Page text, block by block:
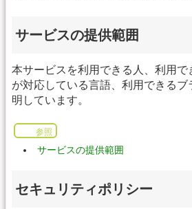
サービスの提供範囲
本サービスを利用できる人、利用で
が対応している言語、利用できるブ
明しています。
参照
サービスの提供範囲
セキュリティポリシー